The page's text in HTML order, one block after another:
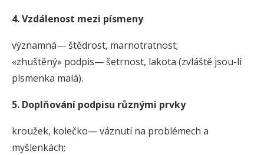
4. Vzdálenost mezi písmeny
významná— štědrost, marnotratnost;
«zhuštěný» podpis— šetrnost, lakota (zvláště jsou-li
písmenka malá).
5. Doplňování podpisu různými prvky
kroužek, kolečko— váznutí na problémech a
myšlenkách;